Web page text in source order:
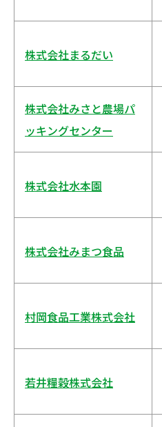
株式会社まるだい
株式会社みさと農場パ
ッキングセンター
株式会社水本園
株式会社みまつ食品
村岡食品工業株式会社
若井糧穀株式会社